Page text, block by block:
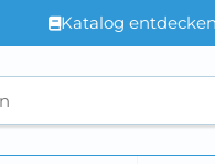
Katalog entdecken